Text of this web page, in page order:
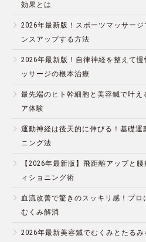
効果とは
2026年最新版！スポーツマッサー
ンスアップする方法
2026年最新版！自律神経を整えて
ッサージの根本治療
最先端のヒト幹細胞と美容鍼で叶
ア体験
運動神経は後天的に伸びる！基礎
ニング法
【2026年最新版】飛距離アップと
ィショニング術
血流改善で驚きのスッキリ感！プ
むくみ解消
2026年最新美容鍼でむくみとたる